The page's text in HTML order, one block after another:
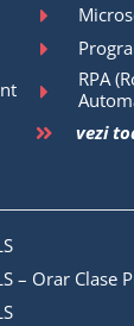
RPA
vezi
– Orar Clase